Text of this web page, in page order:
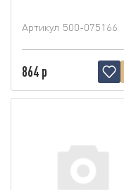
Артикул 500-075166
864 р